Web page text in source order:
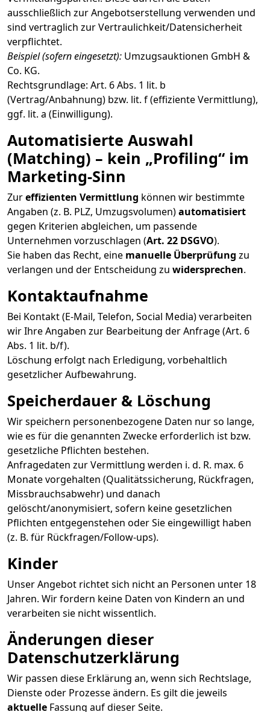
ausschließlich zur Angebotserstellung verwenden und
sind vertraglich zur Vertraulichkeit/Datensicherheit
verpflichtet.
Beispiel (sofern eingesetzt): Umzugsauktionen GmbH &
Co. KG.
Rechtsgrundlage: Art. 6 Abs. 1 lit. b
(Vertrag/Anbahnung) bzw. lit. f (effiziente Vermittlung),
ggf. lit. a (Einwilligung).
Automatisierte Auswahl
(Matching) – kein „Profiling“ im
Marketing-Sinn
Zureffizienten Vermittlung können wir bestimmte
Angaben (z. B. PLZ, Umzugsvolumen)automatisiert
gegen Kriterien abgleichen, um passende
Unternehmen vorzuschlagen (Art. 22 DSGVO).
Sie haben das Recht, eine manuelle Überprüfung zu
verlangen und der Entscheidung zu widersprechen.
Kontaktaufnahme
Bei Kontakt (E-Mail, Telefon, Social Media) verarbeiten
wir Ihre Angaben zur Bearbeitung der Anfrage (Art. 6
Abs. 1 lit. b/f).
Löschung erfolgt nach Erledigung, vorbehaltlich
gesetzlicher Aufbewahrung.
Speicherdauer & Löschung
Wir speichern personenbezogene Daten nur so lange,
wie es für die genannten Zwecke erforderlich ist bzw.
gesetzliche Pflichten bestehen.
Anfragedaten zur Vermittlung werden i. d. R. max. 6
Monate vorgehalten (Qualitätssicherung, Rückfragen,
Missbrauchsabwehr) und danach
gelöscht/anonymisiert, sofern keine gesetzlichen
Pflichten entgegenstehen oder Sie eingewilligt haben
(z. B. für Rückfragen/Follow-ups).
Kinder
Unser Angebot richtet sich nicht an Personen unter 18
Jahren. Wir fordern keine Daten von Kindern an und
verarbeiten sie nicht wissentlich.
Änderungen dieser
Datenschutzerklärung
Wir passen diese Erklärung an, wenn sich Rechtslage,
Dienste oder Prozesse ändern. Es gilt die jeweils
aktuelle Fassung auf dieser Seite.